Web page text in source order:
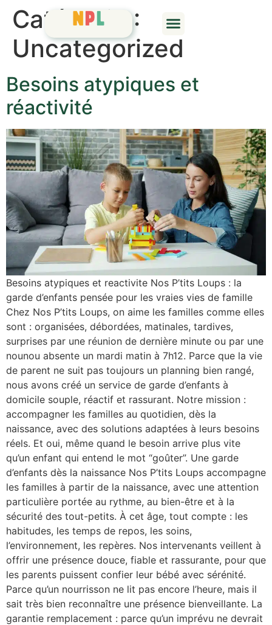
Catégorie :
Uncategorized
Besoins atypiques et
réactivité
Besoins atypiques et reactivite Nos P’tits Loups : la
garde d’enfants pensée pour les vraies vies de famille
Chez Nos P’tits Loups, on aime les familles comme elles
sont : organisées, débordées, matinales, tardives,
surprises par une réunion de dernière minute ou par une
nounou absente un mardi matin à 7h12. Parce que la vie
de parent ne suit pas toujours un planning bien rangé,
nous avons créé un service de garde d’enfants à
domicile souple, réactif et rassurant. Notre mission :
accompagner les familles au quotidien, dès la
naissance, avec des solutions adaptées à leurs besoins
réels. Et oui, même quand le besoin arrive plus vite
qu’un enfant qui entend le mot “goûter”. Une garde
d’enfants dès la naissance Nos P’tits Loups accompagne
les familles à partir de la naissance, avec une attention
particulière portée au rythme, au bien-être et à la
sécurité des tout-petits. À cet âge, tout compte : les
habitudes, les temps de repos, les soins,
l’environnement, les repères. Nos intervenants veillent à
offrir une présence douce, fiable et rassurante, pour que
les parents puissent confier leur bébé avec sérénité.
Parce qu’un nourrisson ne lit pas encore l’heure, mais il
sait très bien reconnaître une présence bienveillante. La
garantie remplacement : parce qu’un imprévu ne devrait